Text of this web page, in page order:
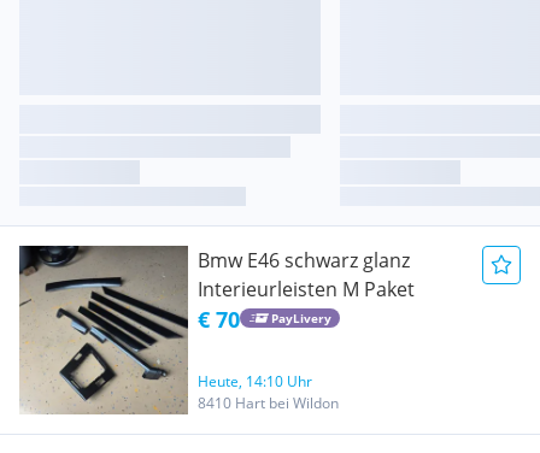
Bmw E46 schwarz glanz
Interieurleisten M Paket
€ 70 PayLivery
Heute, 14:10 Uhr
8410 Hart bei Wildon